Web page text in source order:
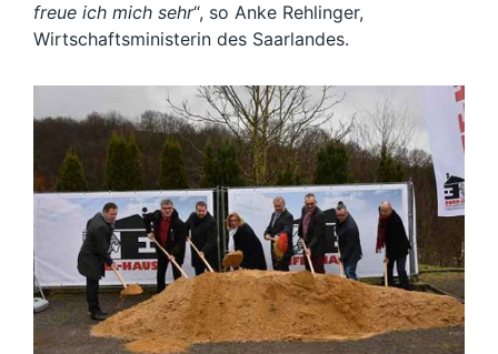
freue ich mich sehr“, so Anke Rehlinger,
Wirtschaftsministerin des Saarlandes.